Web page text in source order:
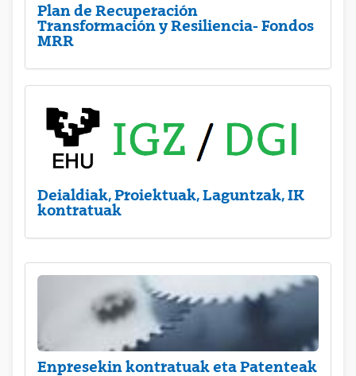
Plan de Recuperación
Transformación y Resiliencia- Fondos
MRR
Deialdiak, Proiektuak, Laguntzak, IK
kontratuak
Enpresekin kontratuak eta Patenteak